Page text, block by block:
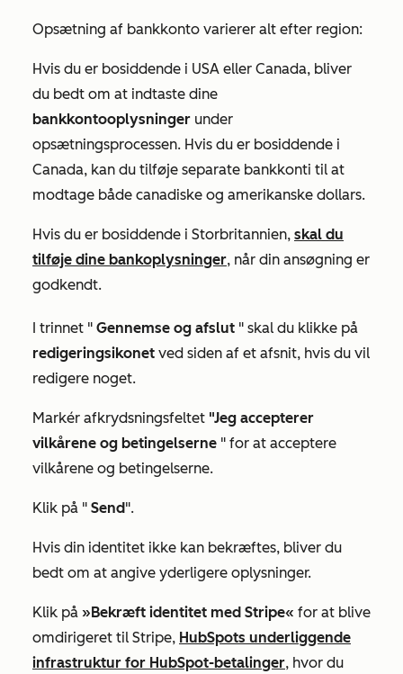
Opsætning af bankkonto varierer alt efter region:
Hvis du er bosiddende i USA eller Canada, bliver
du bedt om at indtaste dine
bankkontooplysninger under
opsætningsprocessen. Hvis du er bosiddende i
Canada, kan du tilføje separate bankkonti til at
modtage både canadiske og amerikanske dollars.
Hvis du er bosiddende i Storbritannien, skal du
tilføje dine bankoplysninger, når din ansøgning er
godkendt.
I trinnet " Gennemse og afslut " skal du klikke på
redigeringsikonet ved siden af et afsnit, hvis du vil
redigere noget.
Markér afkrydsningsfeltet "Jeg accepterer
vilkårene og betingelserne " for at acceptere
vilkårene og betingelserne.
Klik på " Send".
Hvis din identitet ikke kan bekræftes, bliver du
bedt om at angive yderligere oplysninger.
Klik på »Bekræft identitet med Stripe« for at blive
omdirigeret til Stripe, HubSpots underliggende
infrastruktur for HubSpot-betalinger, hvor du